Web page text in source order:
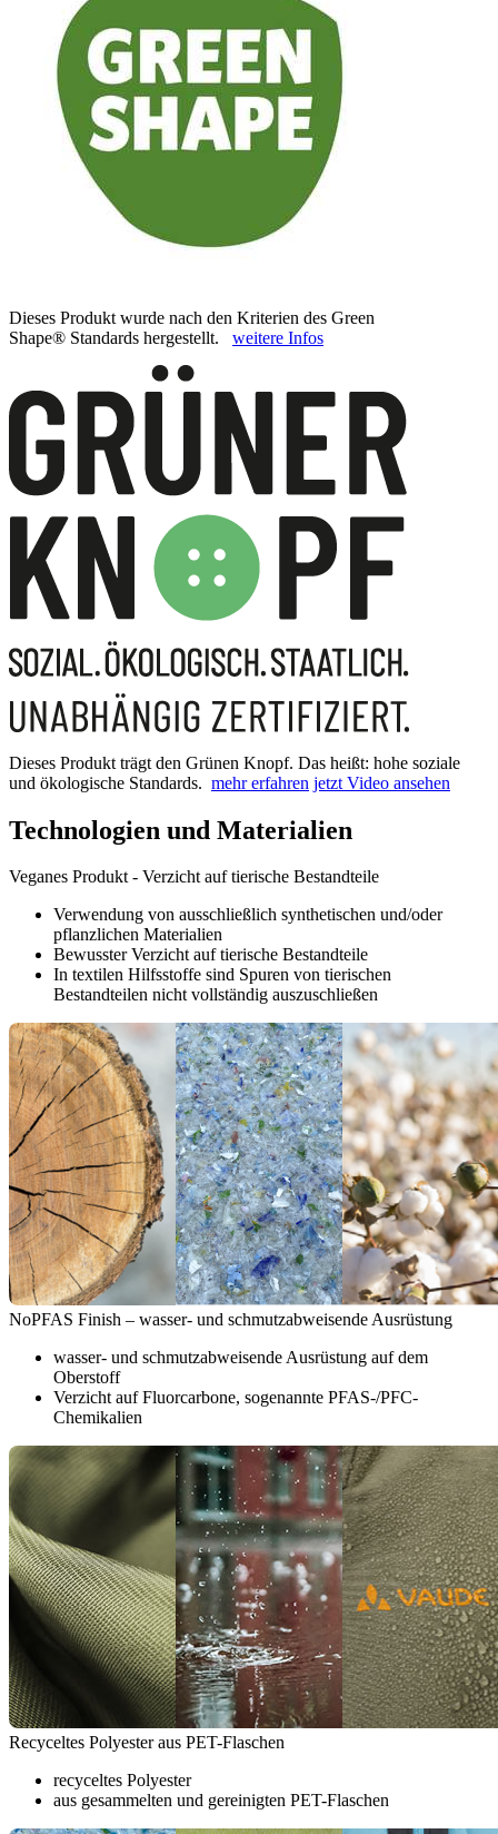
Dieses Produkt wurde nach den Kriterien des Green
Shape® Standards hergestellt. weitere Infos
Dieses Produkt trägt den Grünen Knopf. Das heißt: hohe soziale
und ökologische Standards. mehr erfahren jetzt Video ansehen
Technologien und Materialien
Veganes Produkt - Verzicht auf tierische Bestandteile
Verwendung von ausschließlich synthetischen und/oder
pflanzlichen Materialien
Bewusster Verzicht auf tierische Bestandteile
In textilen Hilfsstoffe sind Spuren von tierischen
Bestandteilen nicht vollständig auszuschließen
NoPFAS Finish – wasser- und schmutzabweisende Ausrüstung
wasser- und schmutzabweisende Ausrüstung auf dem
Oberstoff
Verzicht auf Fluorcarbone, sogenannte PFAS-/PFC-
Chemikalien
Recyceltes Polyester aus PET-Flaschen
recyceltes Polyester
aus gesammelten und gereinigten PET-Flaschen